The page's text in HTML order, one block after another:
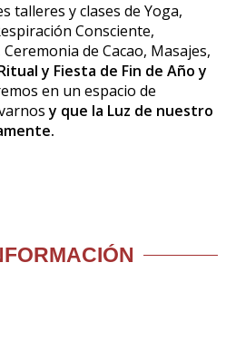
talleres y clases de Yoga,
Consciente,
de Cacao, Masajes,
y Fiesta de Fin de Año y
en un espacio de
y que la Luz de nuestro